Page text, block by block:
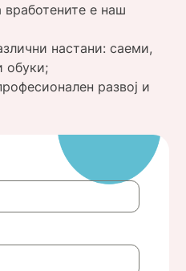
вработените е наш
настани: саеми,
обуки;
развој и